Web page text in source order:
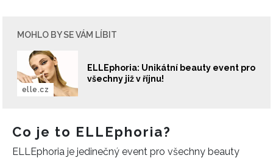
MOHLO BY SE VÁM LÍBIT
ELLEphoria: Unikátní beauty event pro
všechny již v říjnu!
elle.cz
Co je to ELLEphoria?
ELLEphoria je jedinečný event pro všechny beauty